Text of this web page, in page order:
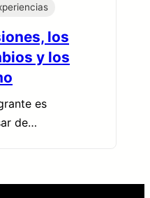
los
y los
es
de…